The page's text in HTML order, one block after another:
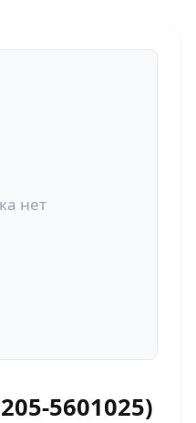
нет
5601025)